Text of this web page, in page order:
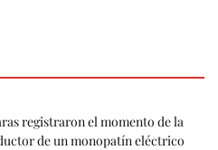
registraron el momento de la
de un monopatín eléctrico